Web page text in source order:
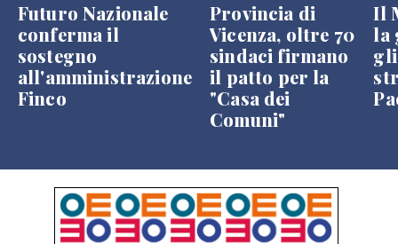
Futuro Nazionale
conferma il
sostegno
all'amministrazione
Finco
Provincia di
Vicenza, oltre 70
sindaci firmano
il patto per la
"Casa dei
Comuni"
Il
la